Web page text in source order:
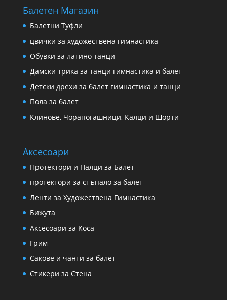
Балетен Магазин
Балетни Туфли
цвички за художествена гимнастика
Обувки за латино танци
Дамски трика за танци гимнастика и балет
Детски дрехи за балет гимнастика и танци
Пола за балет
Клинове, Чорапогашници, Калци и Шорти
Аксесоари
Протектори и Палци за Балет
протектори за стъпало за балет
Ленти за Художествена Гимнастика
Бижута
Аксесоари за Коса
Грим
Сакове и чанти за балет
Стикери за Стена